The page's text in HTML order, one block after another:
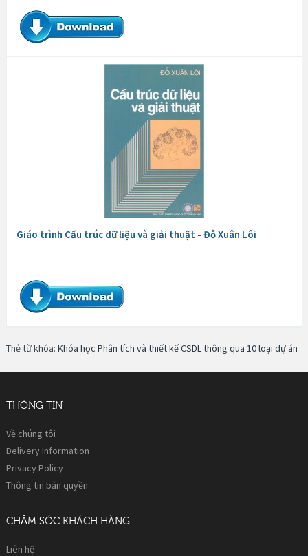
Giáo trình Cấu trúc dữ liệu và giải thuật - Đỗ Xuân Lôi
Thẻ từ khóa: Khóa học Phân tích và thiết kế CSDL thông qua 10 loại dự án
THÔNG TIN
Về chúng tôi
Delivery Information
Privacy Policy
Thông tin bản quyền
CHĂM SÓC KHÁCH HÀNG
Liên hệ